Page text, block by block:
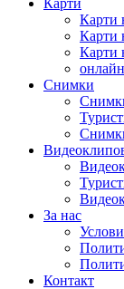
Карти
Карти
Карти
онлайн
Снимки
За нас
Контакт